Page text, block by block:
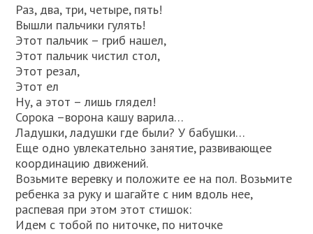
Раз, два, три, четыре, пять!
Вышли пальчики гулять!
Этот пальчик – гриб нашел,
Этот пальчик чистил стол,
Этот резал,
Этот ел
Ну, а этот – лишь глядел!
Сорока –ворона кашу варила…
Ладушки, ладушки где были? У бабушки…
Еще одно увлекательно занятие, развивающее
координацию движений.
Возьмите веревку и положите ее на пол. Возьмите
ребенка за руку и шагайте с ним вдоль нее,
распевая при этом этот стишок:
Идем с тобой по ниточке, по ниточке